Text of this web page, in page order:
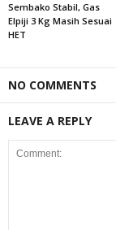
Sembako Stabil, Gas
Elpiji 3 Kg Masih Sesuai
HET
NO COMMENTS
LEAVE A REPLY